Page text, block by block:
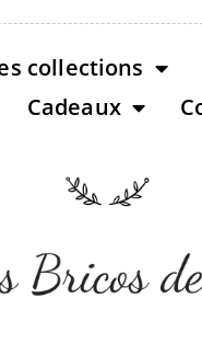
collections
Cadeaux